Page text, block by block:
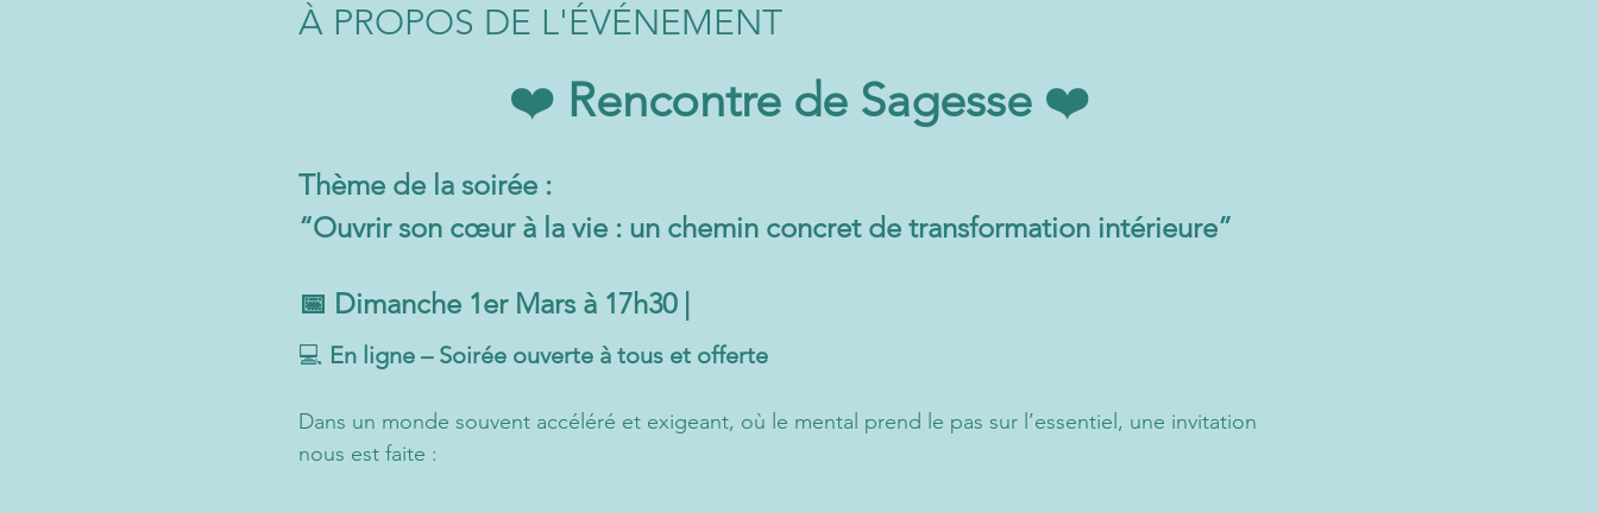
À PROPOS DE L'ÉVÉNEMENT
❤️ Rencontre de Sagesse ❤️
Thème de la soirée :
“Ouvrir son cœur à la vie : un chemin concret de transformation intérieure”
📅 Dimanche 1er Mars à 17h30 |
💻 En ligne – Soirée ouverte à tous et offerte
Dans un monde souvent accéléré et exigeant, où le mental prend le pas sur l’essentiel, une invitation
nous est faite :